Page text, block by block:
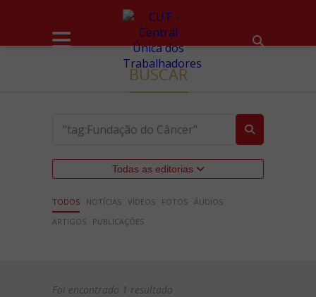
BUSCAR
Todas as editorias
TODOS NOTÍCIAS VÍDEOS FOTOS ÁUDIOS
ARTIGOS
PUBLICAÇÕES
Foi encontrado 1 resultado